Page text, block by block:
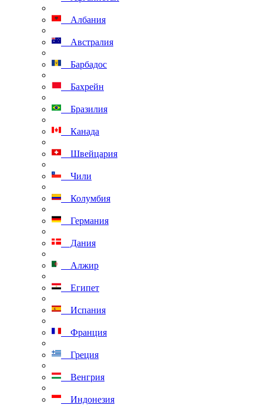
Албания
Австралия
Барбадос
Бахрейн
Бразилия
Канада
Швейцария
Чили
Колумбия
Германия
Дания
Алжир
Египет
Испания
Франция
Греция
Венгрия
Индонезия